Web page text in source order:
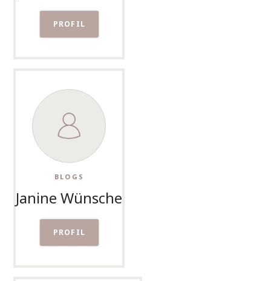
PROFIL
BLOGS
Janine Wünsche
PROFIL